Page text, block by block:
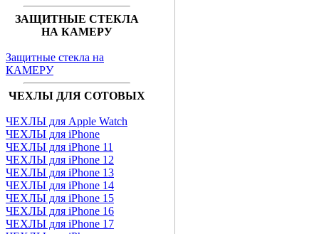
ЗАЩИТНЫЕ СТЕКЛА
НА КАМЕРУ
Защитные стекла на
КАМЕРУ
ЧЕХЛЫ ДЛЯ СОТОВЫХ
ЧЕХЛЫ для Apple Watch
ЧЕХЛЫ для iPhone
ЧЕХЛЫ для iPhone 11
ЧЕХЛЫ для iPhone 12
ЧЕХЛЫ для iPhone 13
ЧЕХЛЫ для iPhone 14
ЧЕХЛЫ для iPhone 15
ЧЕХЛЫ для iPhone 16
ЧЕХЛЫ для iPhone 17